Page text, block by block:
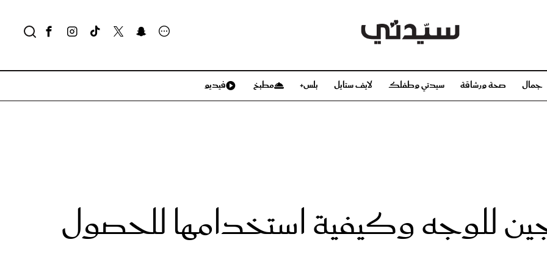
جمال صحة ورشاقة سيدتي وطفلك لايف ستايل بلس+ مطبخ فيديو
للوجه وكيفية استخدامها للحصول
مجلة سيدتي
مناسبات X سيدتي